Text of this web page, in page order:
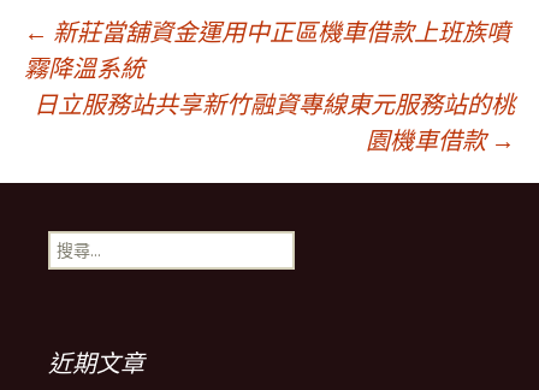
文
章
導
航
列
← 新莊當舖資金運用中正區機車借款上班族噴
霧降溫系統
日立服務站共享新竹融資專線東元服務站的桃
園機車借款 →
搜
尋
近期文章